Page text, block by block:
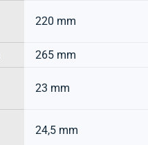
220 mm
265 mm
23 mm
24,5 mm